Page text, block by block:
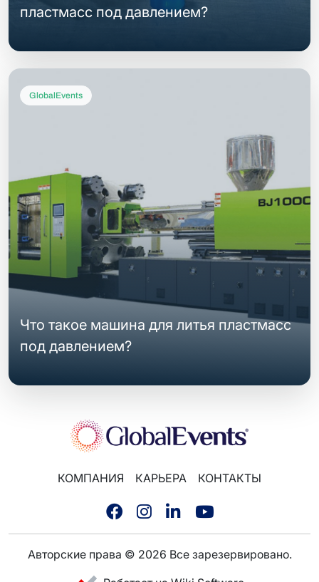
пластмасс под давлением?
GlobalEvents
Что такое машина для литья пластмасс
под давлением?
КОМПАНИЯ КАРЬЕРА КОНТАКТЫ
Авторские права © 2026 Все зарезервировано.